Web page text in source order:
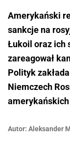
Amerykański
sankcje na
Łukoil oraz ich
zareagował
Polityk
Niemczech
Autor: Aleksander